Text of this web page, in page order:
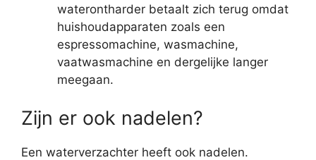
waterontharder betaalt zich terug omdat
huishoudapparaten zoals een
espressomachine, wasmachine,
vaatwasmachine en dergelijke langer
meegaan.
Zijn er ook nadelen?
Een waterverzachter heeft ook nadelen.